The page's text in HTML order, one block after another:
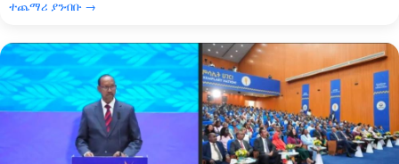
ተጨማሪ ያንብቡ →